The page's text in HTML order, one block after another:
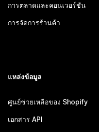
การตลาดและคอนเวอร์ชัน
การจัดการร้านค้า
แหล่งข้อมูล
ศูนย์ช่วยเหลือของ Shopify
เอกสาร API